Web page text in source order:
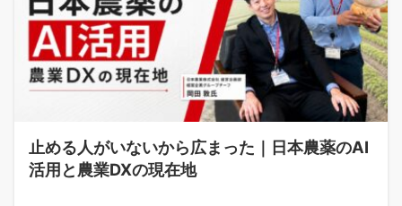
止める人がいないから広まった｜日本農薬のAI
活用と農業DXの現在地